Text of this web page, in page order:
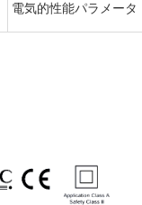
電気的性能パラメータ